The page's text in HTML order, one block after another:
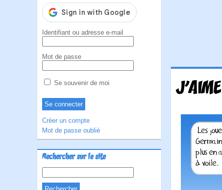
Identifiant ou adresse e-mail
Mot de passe
Se souvenir de moi
Créer un compte
Mot de passe oublié
Rechercher sur le site
J'AIME